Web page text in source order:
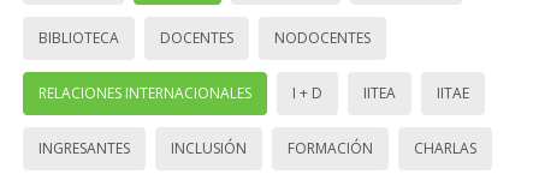
BIBLIOTECA DOCENTES NODOCENTES
RELACIONES INTERNACIONALES I + D IITEA IITAE
INGRESANTES INCLUSIÓN FORMACIÓN CHARLAS